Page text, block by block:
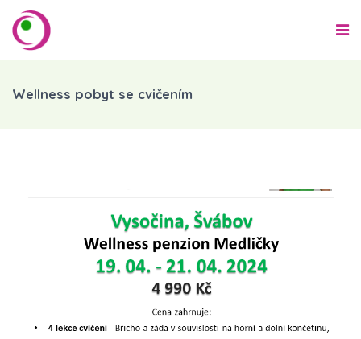
Wellness pobyt se cvičením